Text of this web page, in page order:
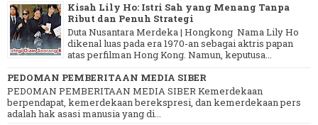
Kisah Lily Ho: Istri Sah yang Menang Tanpa
Ribut dan Penuh Strategi
Duta Nusantara Merdeka | Hongkong Nama Lily Ho
dikenal luas pada era 1970-an sebagai aktris papan
atas perfilman Hong Kong. Namun, keputusa...
PEDOMAN PEMBERITAAN MEDIA SIBER
PEDOMAN PEMBERITAAN MEDIA SIBER Kemerdekaan
berpendapat, kemerdekaan berekspresi, dan kemerdekaan pers
adalah hak asasi manusia yang di...